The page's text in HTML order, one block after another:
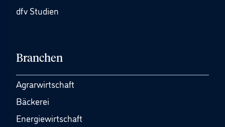
dfv Studien
Branchen
Agrarwirtschaft
Bäckerei
Energiewirtschaft